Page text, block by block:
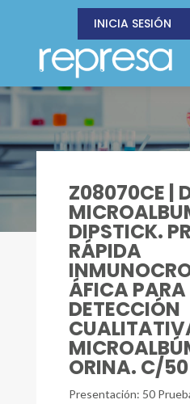
INICIA SESIÓN
Z08070CE |
DIPSTICK.
RÁPIDA
ÁFICA PARA
DETECCIÓN
ORINA. C/
Presentación: 50